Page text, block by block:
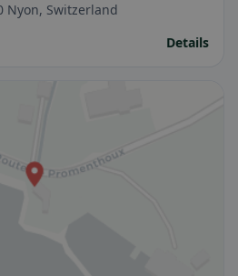
Nyon, Switzerland
Details